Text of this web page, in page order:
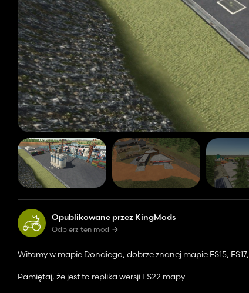
Opublikowane przez KingMods
Odbierz ten mod
Witamy w mapie Dondiego, dobrze znanej mapie FS15,
Pamiętaj, że jest to replika wersji FS22 mapy